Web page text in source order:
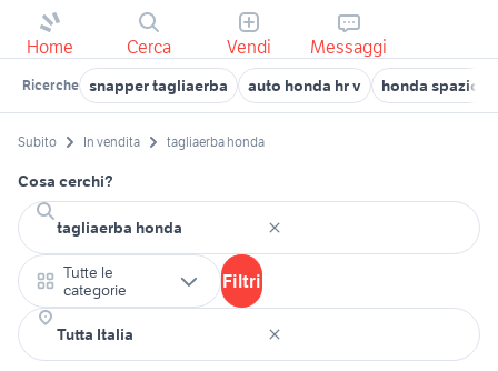
Home Cerca Vendi Messaggi
Ricerche snapper tagliaerba auto honda hr v honda spazio
Subito In vendita tagliaerba honda
Cosa cerchi?
Tutte le
categorie
Filtri